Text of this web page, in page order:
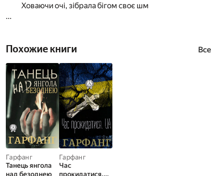
Ховаючи очі, зібрала бігом своє шм
...
Похожие книги Все
Гарфанг
Танець янгола
над безоднею
Гарфанг
Час
прокидатися.U